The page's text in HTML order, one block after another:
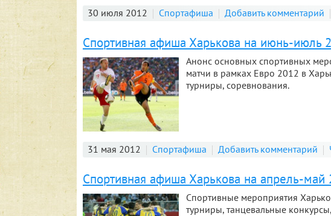
30 июля 2012 Спортафиша Добавить комментарий
Спортивная афиша Харькова на июнь-июль
Анонс основных спортивных
матчи в рамках Евро 2012 в
турниры, соревнования.
31 мая 2012 Спортафиша Добавить комментарий
Спортивная афиша Харькова на апрель-май
Спортивные мероприятия
турниры, танцевальные